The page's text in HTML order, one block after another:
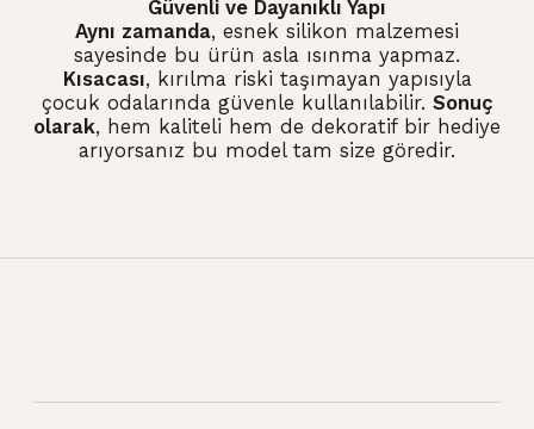
Güvenli ve Dayanıklı Yapı
Aynı zamanda, esnek silikon malzemesi
sayesinde bu ürün asla ısınma yapmaz.
Kısacası, kırılma riski taşımayan yapısıyla
çocuk odalarında güvenle kullanılabilir. Sonuç
olarak, hem kaliteli hem de dekoratif bir hediye
arıyorsanız bu model tam size göredir.